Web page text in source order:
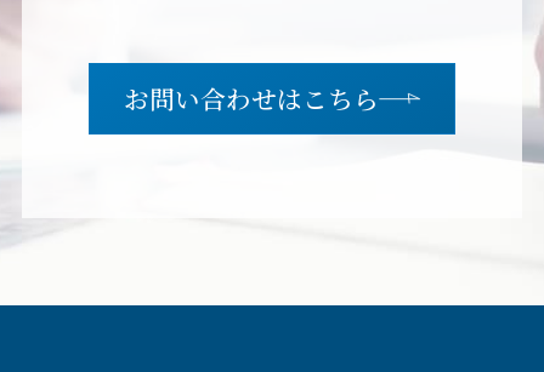
お問い合わせはこちら